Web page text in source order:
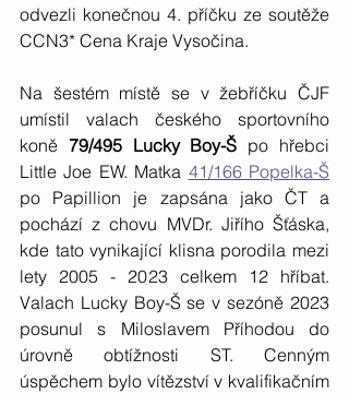
odvezli konečnou 4. příčku ze soutěže
CCN3* Cena Kraje Vysočina.
Na šestém místě se v žebříčku ČJF
umístil valach českého sportovního
koně 79/495 Lucky Boy-Š po hřebci
Little Joe EW. Matka 41/166 Popelka-Š
po Papillion je zapsána jako ČT a
pochází z chovu MVDr. Jiřího Šťáska,
kde tato vynikající klisna porodila mezi
lety 2005 - 2023 celkem 12 hříbat.
Valach Lucky Boy-Š se v sezóně 2023
posunul s Miloslavem Příhodou do
úrovně obtížnosti ST. Cenným
úspěchem bylo vítězství v kvalifikačním